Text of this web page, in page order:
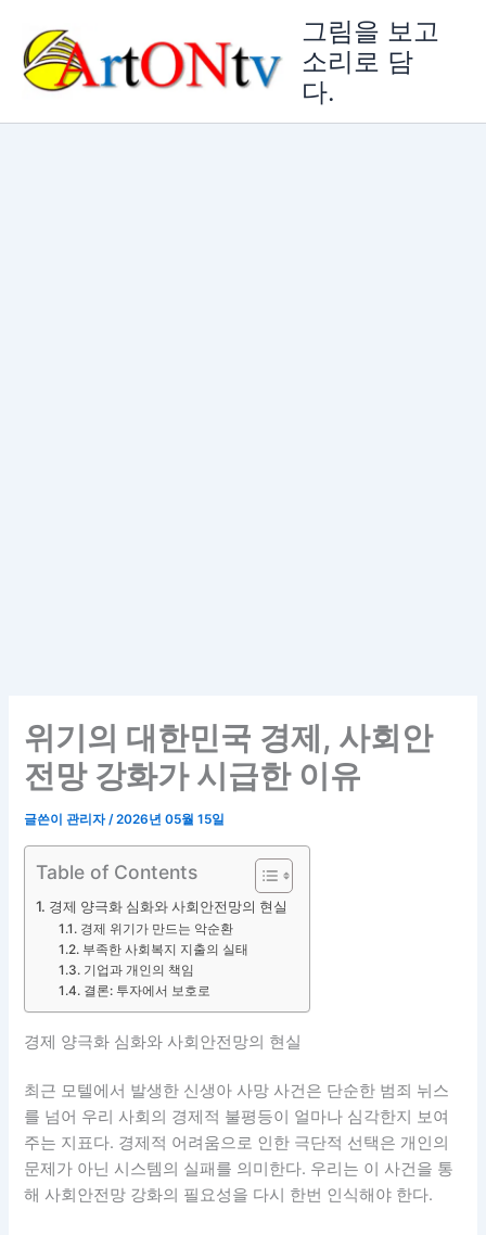
그림을 보고
소리로 담
다.
위기의 대한민국 경제, 사회안
전망 강화가 시급한 이유
글쓴이관리자/2026년 05월 15일
Table of Contents
경제 양극화 심화와 사회안전망의 현실
경제 위기가 만드는 악순환
부족한 사회복지 지출의 실태
기업과 개인의 책임
결론: 투자에서 보호로
경제 양극화 심화와 사회안전망의 현실
최근 모텔에서 발생한 신생아 사망 사건은 단순한 범죄 뉘스
를 넘어 우리 사회의 경제적 불평등이 얼마나 심각한지 보여
주는 지표다. 경제적 어려움으로 인한 극단적 선택은 개인의
문제가 아닌 시스템의 실패를 의미한다. 우리는 이 사건을 통
해 사회안전망 강화의 필요성을 다시 한번 인식해야 한다.